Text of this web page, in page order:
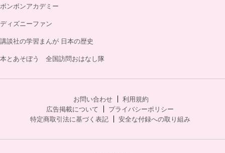
ボンボンアカデミー
ディズニーファン
講談社の学習まんが 日本の歴史
本とあそぼう 全国訪問おはなし隊
お問い合わせ
利用規約
広告掲載について
プライバシーポリシー
特定商取引法に基づく表記
安全な付録への取り組み